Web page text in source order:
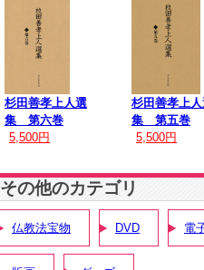
杉田善孝上人選
集 第六巻
5,500円
杉田善孝上
集 第五巻
5,500円
その他のカテゴリ
仏教法宝物 DVD 電